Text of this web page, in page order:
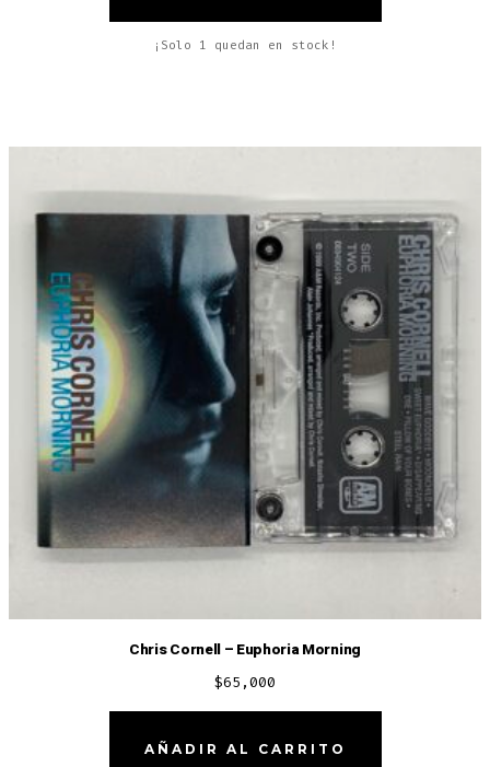
¡Solo 1 quedan en stock!
Chris Cornell – Euphoria Morning
$65,000
AÑADIR AL CARRITO